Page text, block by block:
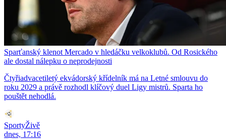
Sparťanský klenot Mercado v hledáčku velkoklubů. Od Rosického
ale dostal nálepku o neprodejnosti
Čtyřiadvacetiletý ekvádorský křídelník má na Letné smlouvu do
roku 2029 a právě rozhodl klíčový duel Ligy mistrů. Sparta ho
pouštět nehodlá.
SportyŽivě
dnes, 17:16